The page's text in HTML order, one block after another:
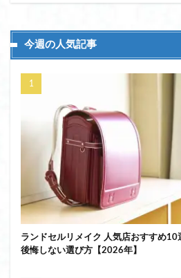
今週の人気記事
ランドセルリメイク 人気店おすすめ10
後悔しない選び方【2026年】